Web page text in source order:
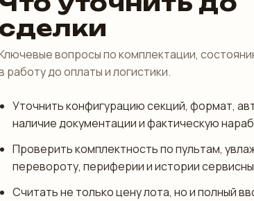
сделки
вопросы по комплектации,
работу до оплаты и логистики.
Уточнить конфигурацию секций, формат,
наличие документации и фактическую
Проверить комплектность по пультам,
перевороту, периферии и истории
Считать не только цену лота, но и полный